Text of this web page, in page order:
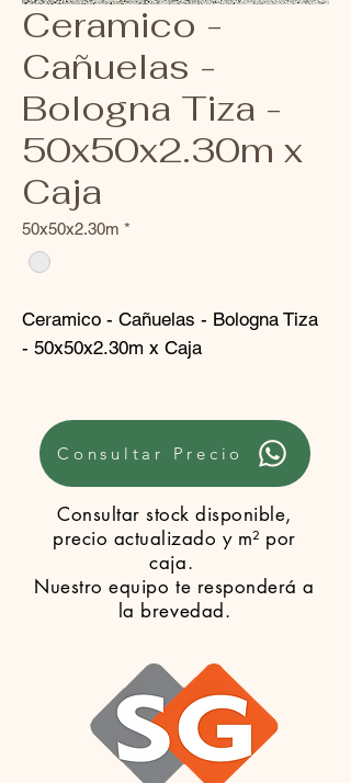
Ceramico -
Cañuelas -
Bologna Tiza -
50x50x2.30m x
Caja
50x50x2.30m *
Ceramico - Cañuelas - Bologna Tiza
- 50x50x2.30m x Caja
Consultar Precio
Consultar stock disponible,
precio actualizado y m² por
caja.
Nuestro equipo te responderá a
la brevedad.